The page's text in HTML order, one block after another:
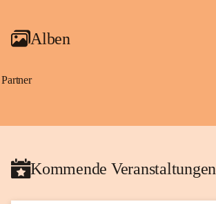
Alben
Partner
Kommende Veranstaltungen